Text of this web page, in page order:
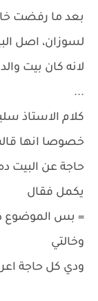
بعد ما رفضت
لسوزان، اصل
لانه كان بيت
...
كلام الاستاذ
خصوصا انها
حاجة عن البيت
يكمل فقال
= بس الموضوع
وخالتي
ودي كل حاجة